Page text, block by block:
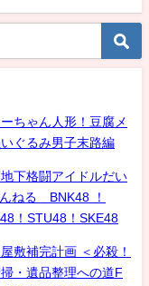
ちゃん人形！豆腐メ
ぐるみ男子末路編
下格闘アイドルだい
ねる BNK48 ！
！STU48！SKE48
敷補完計画 ＜必殺！
・遺品整理への道F